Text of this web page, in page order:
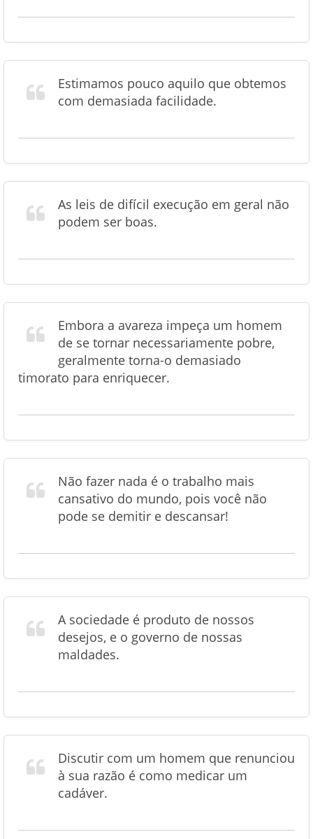
Estimamos pouco aquilo que obtemos
com demasiada facilidade.
As leis de difícil execução em geral não
podem ser boas.
Embora a avareza impeça um homem
de se tornar necessariamente pobre,
geralmente torna-o demasiado
timorato para enriquecer.
Não fazer nada é o trabalho mais
cansativo do mundo, pois você não
pode se demitir e descansar!
A sociedade é produto de nossos
desejos, e o governo de nossas
maldades.
Discutir com um homem que renunciou
à sua razão é como medicar um
cadáver.